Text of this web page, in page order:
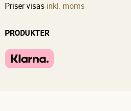
Priser visas inkl. moms
PRODUKTER